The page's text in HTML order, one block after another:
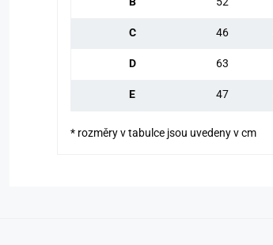
C 46
D 63
E 47
* rozměry v tabulce jsou uvedeny v cm